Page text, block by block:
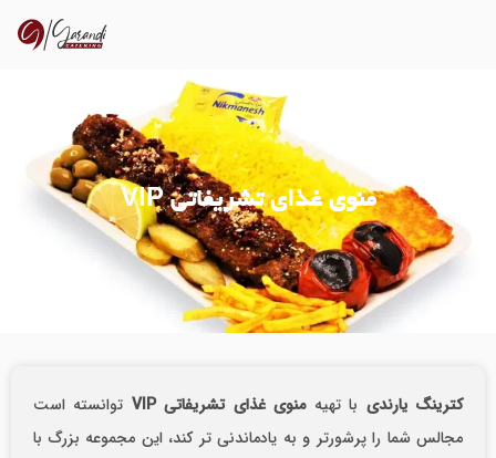
منوی غذای تشریفاتی VIP
یارندیبا تهیه منوی غذای تشریفاتی VIP
توانسته است
شما را پرشورتر و به یادماندنی تر کند، این مجموعه بزرگ با